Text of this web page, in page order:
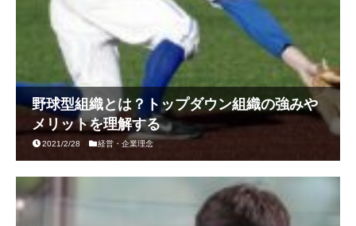
野球型組織とは？トップダウン組織の強みや
メリットを理解する
2021/2/28 経営・企業理念